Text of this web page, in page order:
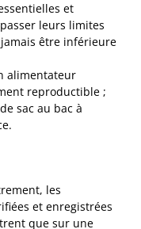
et
leurs limites
être inférieure
alimentateur
reproductible ;
sac au bac à
les
et enregistrées
que sur une